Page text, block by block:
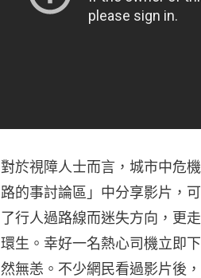
對於視障人士而言，城市中危
路的事討論區」中分享影片，
了行人過路線而迷失方向，更
環生。幸好一名熱心司機立即
然無恙。不少網民看過影片後